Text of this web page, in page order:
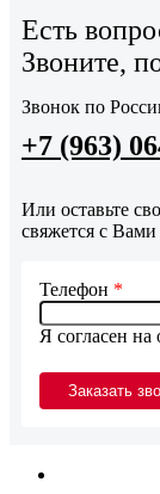
Есть
Звоните,
Звонок по
+7 (963)
Или оставьте
свяжется с Вами
Я согласен
Телефон *